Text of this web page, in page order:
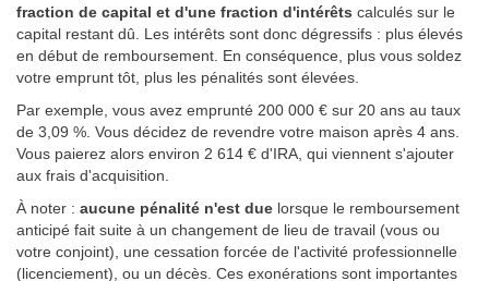
fraction de capital et d'une fraction d'intérêts calculés sur le
capital restant dû. Les intérêts sont donc dégressifs : plus élevés
en début de remboursement. En conséquence, plus vous soldez
votre emprunt tôt, plus les pénalités sont élevées.
Par exemple, vous avez emprunté 200 000 € sur 20 ans au taux
de 3,09 %. Vous décidez de revendre votre maison après 4 ans.
Vous paierez alors environ 2 614 € d'IRA, qui viennent s'ajouter
aux frais d'acquisition.
À noter : aucune pénalité n'est due lorsque le remboursement
anticipé fait suite à un changement de lieu de travail (vous ou
votre conjoint), une cessation forcée de l'activité professionnelle
(licenciement), ou un décès. Ces exonérations sont importantes